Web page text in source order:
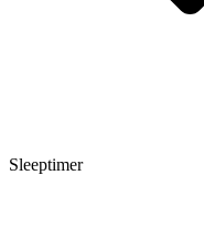
Sleeptimer